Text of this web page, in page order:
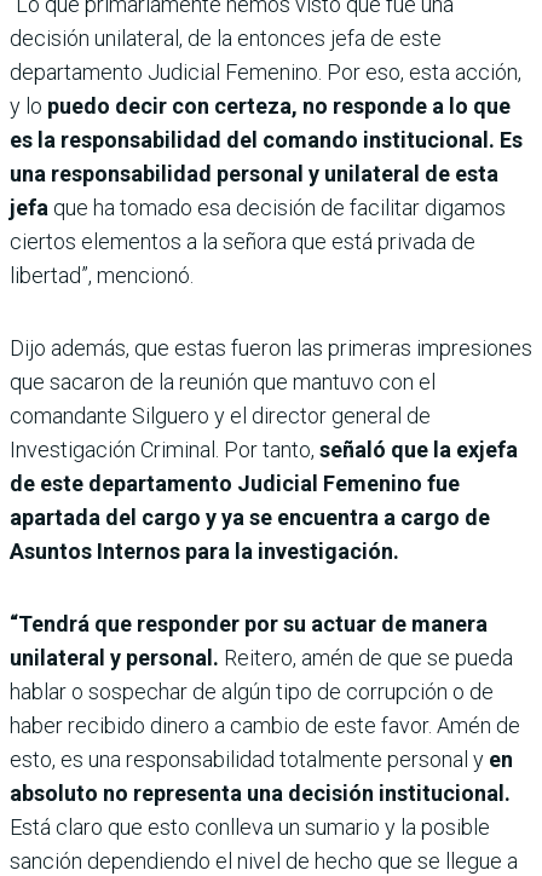
decisión unilateral, de la entonces jefa de este
departamento Judicial Femenino. Por eso, esta acción,
y lo puedo decir con certeza, no responde a lo que
es la responsabilidad del comando institucional. Es
una responsabilidad personal y unilateral de esta
jefa que ha tomado esa decisión de facilitar digamos
ciertos elementos a la señora que está privada de
libertad”, mencionó.
Dijo además, que estas fueron las primeras impresiones
que sacaron de la reunión que mantuvo con el
comandante Silguero y el director general de
Investigación Criminal. Por tanto, señaló que la exjefa
de este departamento Judicial Femenino fue
apartada del cargo y ya se encuentra a cargo de
Asuntos Internos para la investigación.
“Tendrá que responder por su actuar de manera
unilateral y personal. Reitero, amén de que se pueda
hablar o sospechar de algún tipo de corrupción o de
haber recibido dinero a cambio de este favor. Amén de
esto, es una responsabilidad totalmente personal y en
absoluto no representa una decisión institucional.
Está claro que esto conlleva un sumario y la posible
sanción dependiendo el nivel de hecho que se llegue a